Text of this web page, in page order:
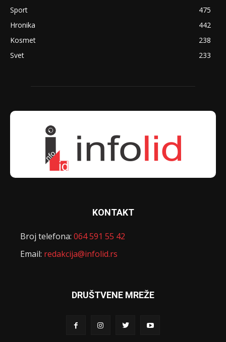
Sport
475
Hronika
442
Kosmet
238
Svet
233
KONTAKT
Broj telefona: 064 591 55 42
Email: redakcija@infolid.rs
DRUŠTVENE MREŽE